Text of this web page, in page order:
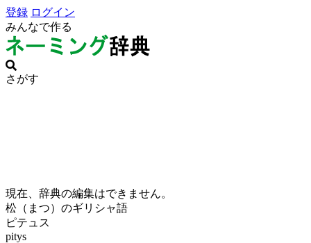
登録 ログイン
みんなで作る
さがす
現在、辞典の編集はできません。
松（まつ）のギリシャ語
ピテュス
pitys